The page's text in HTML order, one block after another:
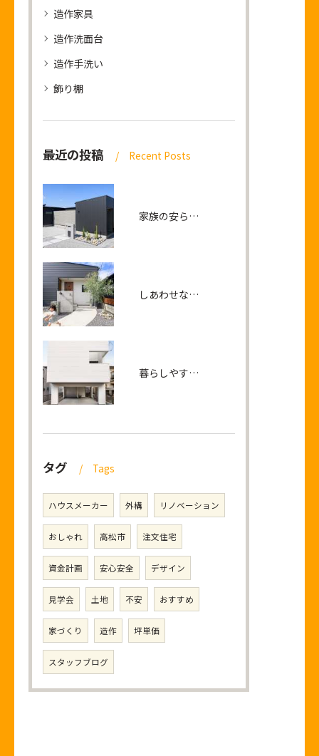
造作家具
造作洗面台
造作手洗い
飾り棚
最近の投稿 Recent Posts
家族の安らぎとつながりを生みだすリビングが中心の平屋の家
しあわせな笑顔が連鎖する 家族の距離が近づく平屋
暮らしやすさと開放感に包まれる2階リビングの家
タグ Tags
ハウスメーカー 外構 リノベーション
おしゃれ 高松市 注文住宅
資金計画 安心安全 デザイン
見学会 土地 不安 おすすめ
家づくり 造作 坪単価
スタッフブログ